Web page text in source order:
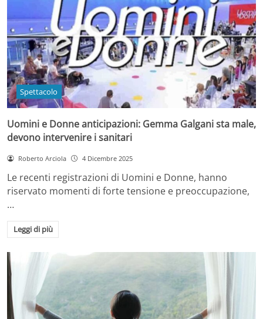
Spettacolo
Uomini e Donne anticipazioni: Gemma Galgani sta male,
devono intervenire i sanitari
Roberto Arciola 4 Dicembre 2025
Le recenti registrazioni di Uomini e Donne, hanno
riservato momenti di forte tensione e preoccupazione,
…
Leggi di più